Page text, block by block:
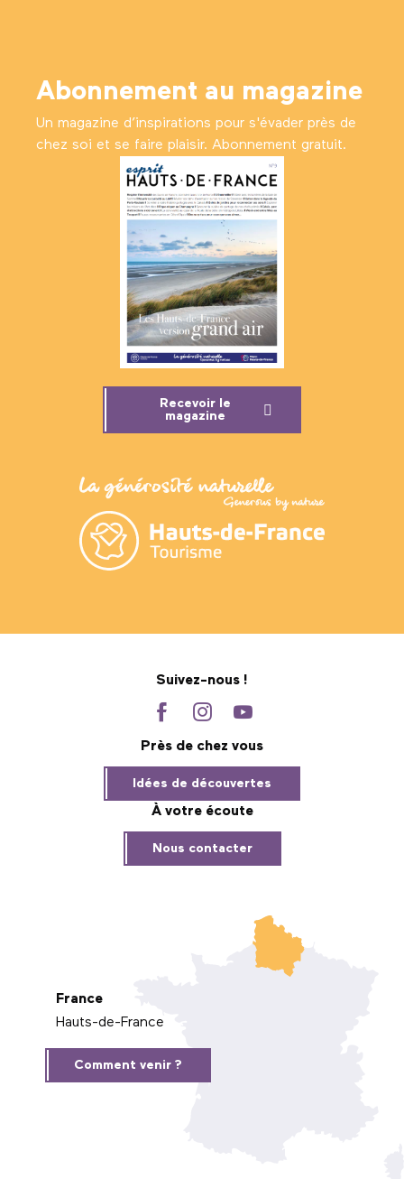
Abonnement au magazine
Un magazine d’inspirations pour s'évader près de
chez soi et se faire plaisir. Abonnement gratuit.
Recevoir le
magazine
Suivez-nous !
Près de chez vous
Idées de découvertes
À votre écoute
Nous contacter
France
Hauts-de-France
Comment venir ?